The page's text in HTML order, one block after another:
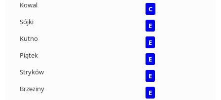
Kowal
C
Sójki
E
Kutno
E
Piątek
E
Stryków
E
Brzeziny
E